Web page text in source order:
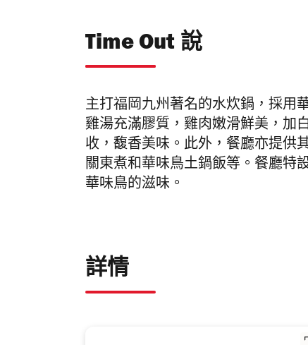
Time Out 說
主打福岡九州著名的水炊鍋，採用
雞湯充滿膠質，雞肉嫩滑鮮美，加
收，馥香美味。此外，餐廳亦提供
關東煮和華味鳥土鍋飯等。餐廳特
華味鳥的滋味。
詳情